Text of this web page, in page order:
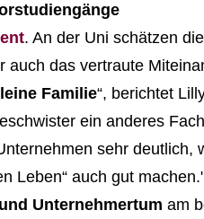
. An der Uni schätzen
das vertraute
Familie“, berichtet
ein anderes
sehr deutlich,
Leben“ auch gut
Unternehmertum am